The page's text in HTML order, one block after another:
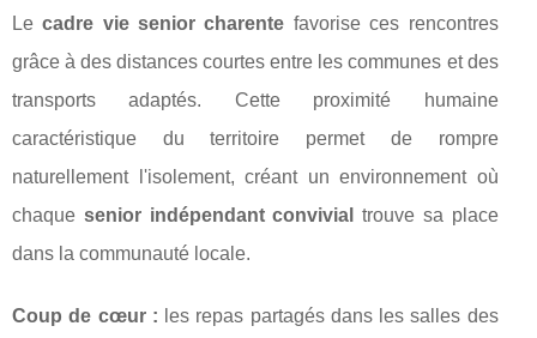
Lecadre vie senior charente favorise ces rencontres
grâce à des distances courtes entre les communes et des
transports adaptés. Cette proximité humaine
caractéristique du territoire permet de rompre
naturellement l'isolement, créant un environnement où
chaque senior indépendant convivial
trouve sa place
dans la communauté locale.
Coup de cœur : les repas partagés dans les salles des